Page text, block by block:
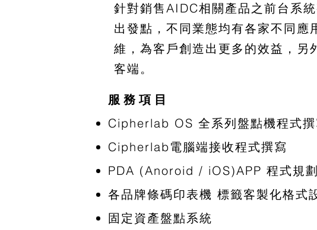
針對銷售AIDC相關產品之前台系
出發點，不同業態均有各家不同應
維，為客戶創造出更多的效益，
客端。
服 務 項 目​
​Cipherlab OS 全系列盤點機程式撰
Cipherlab電腦端接收程式撰寫
​PDA (Anoroid / iOS)APP 程式規劃
各品牌條碼印表機 標籤客製化格式
固定資產盤點系統